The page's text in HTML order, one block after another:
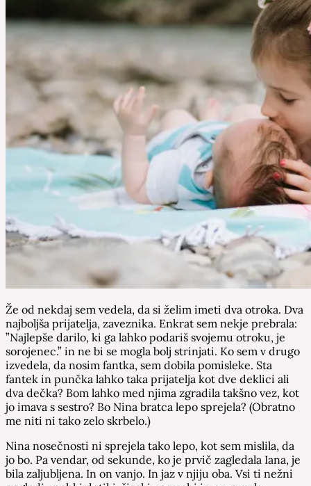
Že od nekdaj sem vedela, da si želim imeti dva otroka. Dva
najboljša prijatelja, zaveznika. Enkrat sem nekje prebrala:
”Najlepše darilo, ki ga lahko podariš svojemu otroku, je
sorojenec.” in ne bi se mogla bolj strinjati. Ko sem v drugo
izvedela, da nosim fantka, sem dobila pomisleke. Sta
fantek in punčka lahko taka prijatelja kot dve deklici ali
dva dečka? Bom lahko med njima zgradila takšno vez, kot
jo imava s sestro? Bo Nina bratca lepo sprejela? (Obratno
me niti ni tako zelo skrbelo.)
Nina nosečnosti ni sprejela tako lepo, kot sem mislila, da
jo bo. Pa vendar, od sekunde, ko je prvič zagledala Iana, je
bila zaljubljena. In on vanjo. In jaz v njiju oba. Vsi ti nežni